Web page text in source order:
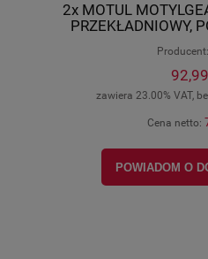
2x MOTUL
PRZEKŁADNIOWY,
Producent:
zawiera 23.00% VAT,
Cena netto:
POWIADOM O